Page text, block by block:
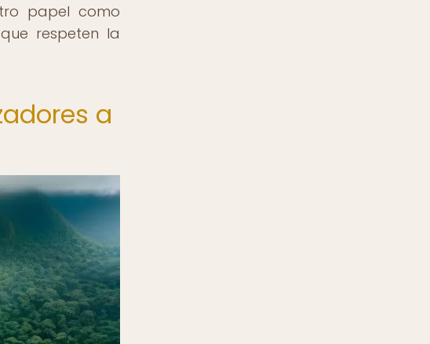
papel como
respeten la
a